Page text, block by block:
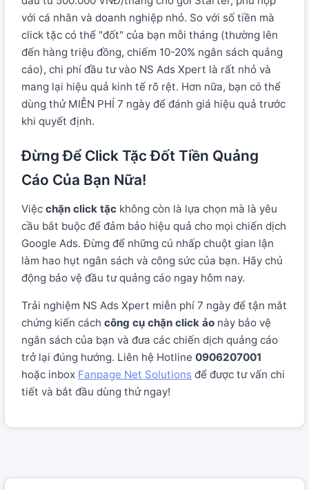
với cá nhân và doanh nghiệp nhỏ. So với số tiền mà
click tặc có thể "đốt" của bạn mỗi tháng (thường lên
đến hàng triệu đồng, chiếm 10-20% ngân sách quảng
cáo), chi phí đầu tư vào NS Ads Xpert là rất nhỏ và
mang lại hiệu quả kinh tế rõ rệt. Hơn nữa, bạn có thể
dùng thử MIỄN PHÍ 7 ngày để đánh giá hiệu quả trước
khi quyết định.
Đừng Để Click Tặc Đốt Tiền Quảng
Cáo Của Bạn Nữa!
Việc chặn click tặc không còn là lựa chọn mà là yêu
cầu bắt buộc để đảm bảo hiệu quả cho mọi chiến dịch
Google Ads. Đừng để những cú nhấp chuột gian lận
làm hao hụt ngân sách và công sức của bạn. Hãy chủ
động bảo vệ đầu tư quảng cáo ngay hôm nay.
Trải nghiệm NS Ads Xpert miễn phí 7 ngày để tận mắt
chứng kiến cách công cụ chặn click ảo này bảo vệ
ngân sách của bạn và đưa các chiến dịch quảng cáo
trở lại đúng hướng. Liên hệ Hotline 0906207001
hoặc inbox Fanpage Net Solutions để được tư vấn chi
tiết và bắt đầu dùng thử ngay!